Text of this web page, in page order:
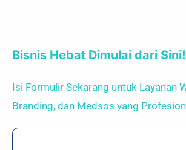
Bisnis Hebat Dimulai dari Sini!
Isi Formulir Sekarang untuk Layanan
Branding, dan Medsos yang